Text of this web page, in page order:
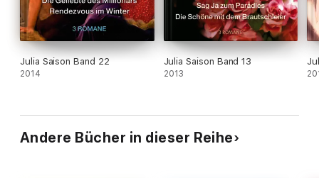
Julia Saison Band 22
2014
Julia Saison Band 13
2013
Andere Bücher in dieser Reihe